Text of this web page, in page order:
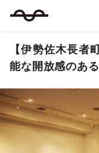
【伊勢佐木長者
能な開放感のあ